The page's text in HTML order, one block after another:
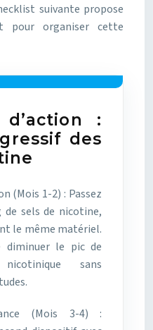
suivante propose
pour organiser cette
:
des
(Mois 1-2) : Passez
de sels de nicotine,
le même matériel.
diminuer le pic de
sans
(Mois 3-4) :